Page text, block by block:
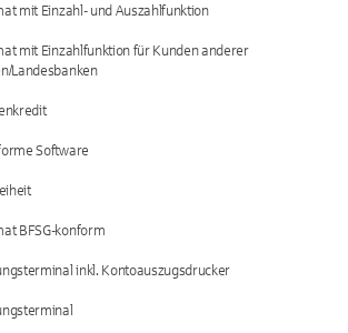
mit Einzahl- und Auszahlfunktion
mit Einzahlfunktion für Kunden anderer
Landesbanken
Software
BFSG-konform
inkl. Kontoauszugsdrucker